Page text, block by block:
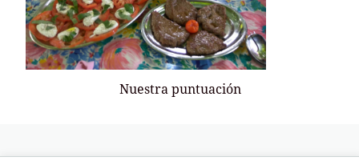
Nuestra puntuación